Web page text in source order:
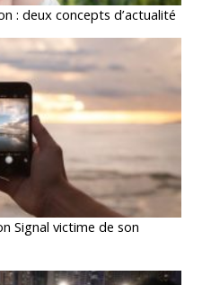
: deux concepts d’actualité
Signal victime de son